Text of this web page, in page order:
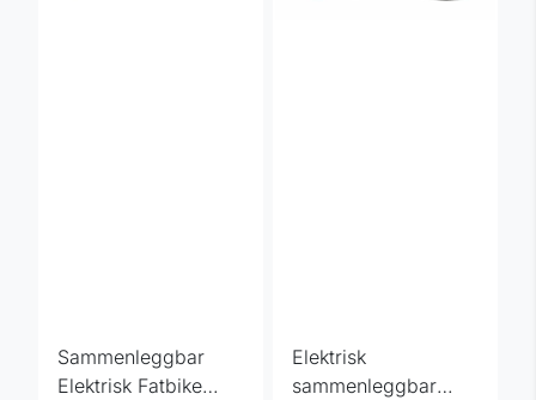
Sammenleggbar
Elektrisk Fatbike
Elektrisk
sammenleggbar